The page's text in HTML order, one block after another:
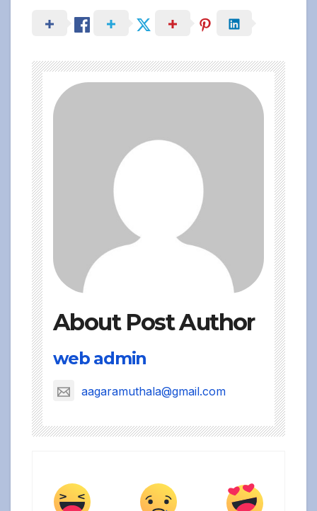
About Post Author
web admin
aagaramuthala@gmail.com